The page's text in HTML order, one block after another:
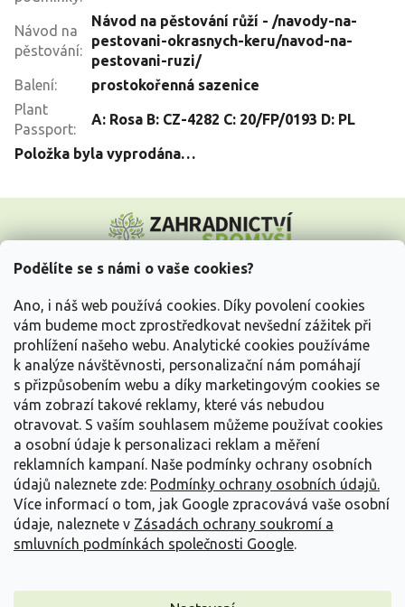
Podělíte se s námi o vaše cookies?
Ano, i náš web používá cookies. Díky povolení cookies
vám budeme moct zprostředkovat nevšední zážitek při
prohlížení našeho webu. Analytické cookies používáme
k analýze návštěvnosti, personalizační nám pomáhají
s přizpůsobením webu a díky marketingovým cookies se
vám zobrazí takové reklamy, které vás nebudou
otravovat. S vaším souhlasem můžeme používat cookies
a osobní údaje k personalizaci reklam a měření
reklamních kampaní. Naše podmínky ochrany osobních
údajů naleznete zde: Podmínky ochrany osobních údajů.
Více informací o tom, jak Google zpracovává vaše osobní
údaje, naleznete v Zásadách ochrany soukromí a
smluvních podmínkách společnosti Google.
Návod na
pěstování:
Návod na pěstování růží - /navody-na-
pestovani-okrasnych-keru/navod-na-
pestovani-ruzi/
Balení:
prostokořenná sazenice
Plant
Passport:
A: Rosa B: CZ-4282 C: 20/FP/0193 D: PL
Položka byla vyprodána…
p
Vše o nákupu
Informace pro Vás
Kontakujte nás
Vytvořil Shoptet